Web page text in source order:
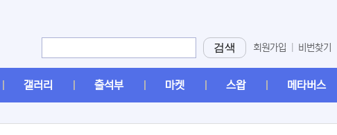
검색 회원가입 비번찾기
갤러리 출석부 마켓 스왑 메타버스